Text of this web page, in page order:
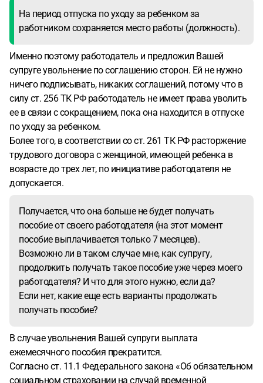
На период отпуска по уходу за ребенком за
работником сохраняется место работы (должность).
Именно поэтому работодатель и предложил Вашей
супруге увольнение по соглашению сторон. Ей не нужно
ничего подписывать, никаких соглашений, потому что в
силу ст. 256 ТК РФ работодатель не имеет права уволить
ее в связи с сокращением, пока она находится в отпуске
по уходу за ребенком.
Более того, в соответствии со ст. 261 ТК РФ расторжение
трудового договора с женщиной, имеющей ребенка в
возрасте до трех лет, по инициативе работодателя не
допускается.
Получается, что она больше не будет получать
пособие от своего работодателя (на этот момент
пособие выплачивается только 7 месяцев).
Возможно ли в таком случае мне, как супругу,
продолжить получать такое пособие уже через моего
работодателя? И что для этого нужно, если да?
Если нет, какие еще есть варианты продолжать
получать пособие?
В случае увольнения Вашей супруги выплата
ежемесячного пособия прекратится.
Согласно ст. 11.1 Федерального закона «Об обязательном
социальном страховании на случай временной